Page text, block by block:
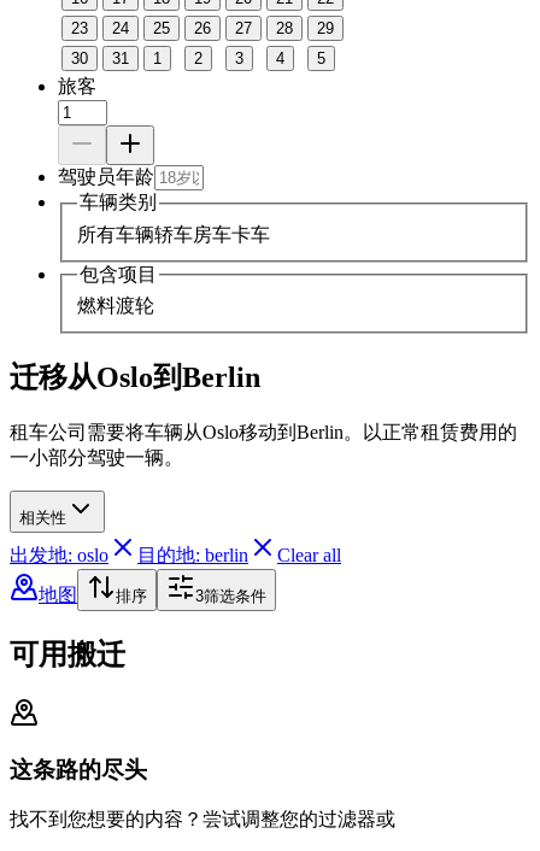
23
24 25 26 27 28
29
30
31 1 2 3 4 5
旅客
驾驶员年龄
车辆类别
所有车辆轿车房车卡车
包含项目
燃料渡轮
迁移从Oslo到Berlin
租车公司需要将车辆从Oslo移动到Berlin。以正常租赁费用的
一小部分驾驶一辆。
相关性
出发地: oslo 目的地: berlin
Clear all
地图
排序 3筛选条件
可用搬迁
这条路的尽头
找不到您想要的内容？尝试调整您的过滤器或